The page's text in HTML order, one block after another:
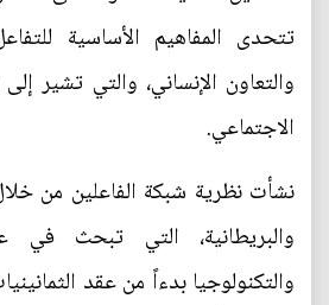
تتحدى المفاهيم الأساسية
والتعاون الإنساني، والتي تشير
الاجتماعي.
نشأت نظرية شبكة الفاعلين من
والبريطانية، التي تبحث في
والتكنولوجيا بدءاً من عقد